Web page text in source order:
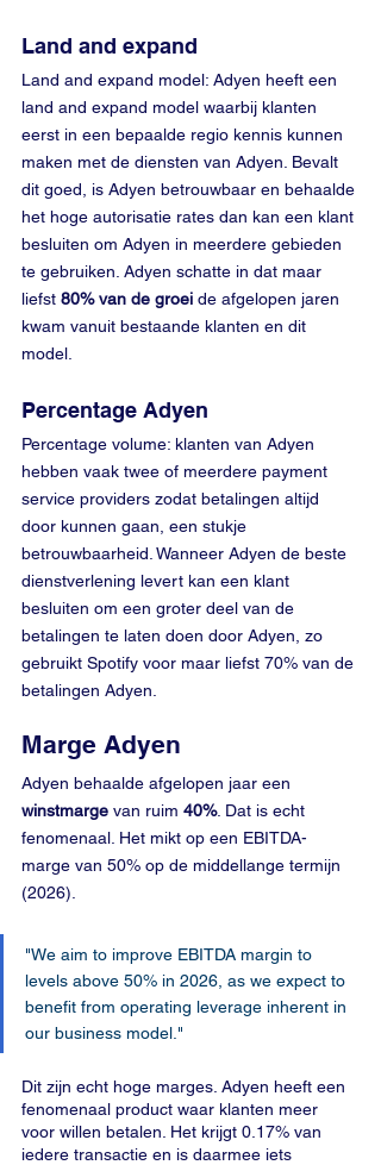
Land and expand
Land and expand model: Adyen heeft een
land and expand model waarbij klanten
eerst in een bepaalde regio kennis kunnen
maken met de diensten van Adyen. Bevalt
dit goed, is Adyen betrouwbaar en behaalde
het hoge autorisatie rates dan kan een klant
besluiten om Adyen in meerdere gebieden
te gebruiken. Adyen schatte in dat maar
liefst 80% van de groei de afgelopen jaren
kwam vanuit bestaande klanten en dit
model.
Percentage Adyen
Percentage volume: klanten van Adyen
hebben vaak twee of meerdere payment
service providers zodat betalingen altijd
door kunnen gaan, een stukje
betrouwbaarheid. Wanneer Adyen de beste
dienstverlening levert kan een klant
besluiten om een groter deel van de
betalingen te laten doen door Adyen, zo
gebruikt Spotify voor maar liefst 70% van de
betalingen Adyen.
Marge Adyen
Adyen behaalde afgelopen jaar een
winstmarge van ruim 40%. Dat is echt
fenomenaal. Het mikt op een EBITDA-
marge van 50% op de middellange termijn
(2026).
"We aim to improve EBITDA margin to
levels above 50% in 2026, as we expect to
benefit from operating leverage inherent in
our business model."
Dit zijn echt hoge marges. Adyen heeft een
fenomenaal product waar klanten meer
voor willen betalen. Het krijgt 0.17% van
iedere transactie en is daarmee iets